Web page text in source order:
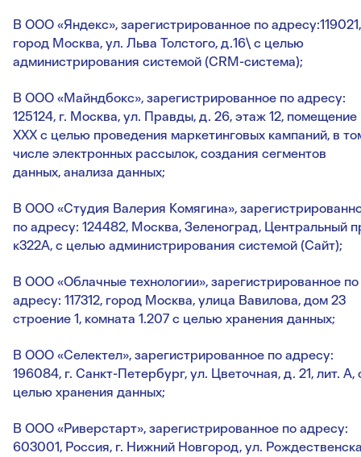
В ООО «Яндекс», зарегистрированное по адресу:119021,
город Москва, ул. Льва Толстого, д.16\ с целью
администрирования системой (CRM-система);
В ООО «Майндбокс», зарегистрированное по адресу:
125124, г. Москва, ул. Правды, д. 26, этаж 12, помещение
XXX с целью проведения маркетинговых кампаний, в
числе электронных рассылок, создания сегментов
данных, анализа данных;
В ООО «Студия Валерия Комягина»,
по адресу: 124482, Москва, Зеленоград, Центральный
к322А, с целью администрирования системой (Сайт);
В ООО «Облачные технологии», зарегистрированное по
адресу: 117312, город Москва, улица Вавилова, дом 23
строение 1, комната 1.207 с целью хранения данных;
В ООО «Селектел», зарегистрированное по адресу:
196084, г. Санкт-Петербург, ул. Цветочная, д. 21, лит. А,
целью хранения данных;
В ООО «Риверстарт», зарегистрированное по адресу:
603001, Россия, г. Нижний Новгород, ул.